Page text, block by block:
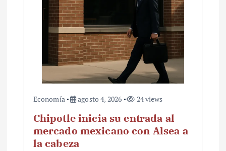
Economía agosto 4, 2026 24 views
Chipotle inicia su entrada al
mercado mexicano con Alsea a
la cabeza